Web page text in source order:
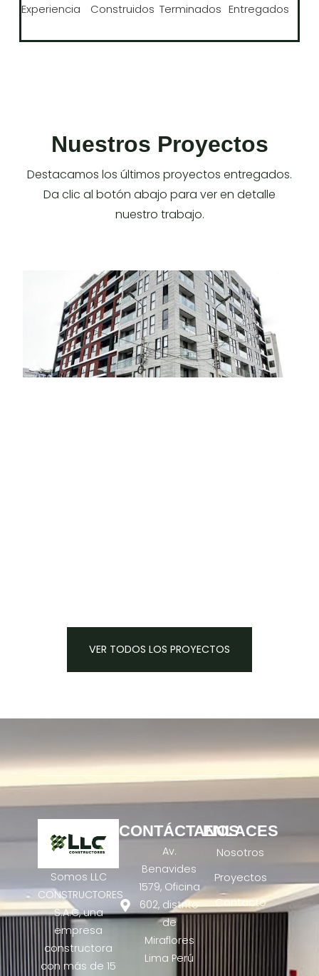
Experiencia
Construidos Terminados Entregados
Nuestros Proyectos
Destacamos los últimos proyectos entregados.
Da clic al botón abajo para ver en detalle
nuestro trabajo.
VER TODOS LOS PROYECTOS
Somos LLC
CONSTRUCTORES
S.A.C, una
empresa
constructora
con más de 15
CONTÁCTANOS
Av.
Benavides
1579, Oficina
602, distrito
de
Miraflores
Lima Perú
ENLACES
Nosotros
Proyectos
Contacto